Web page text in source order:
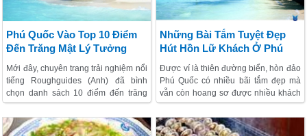
nước sạch vào ban ngày và bầu trời
trong xanh vào ban đêm. Những chia
sẻ hành trình Phú Quốc đầy đủ trong
bài viết dưới đây của chúng tôi sẽ
cung cấp cho bạn có thêm nhiều
thông tin chi tiết hữu ích, hãy cùng
theo dõi nhé!
Phú Quốc Vào Top 10 Điểm
Đến Trăng Mật Lý Tưởng
Của Thế Giới
Mới đây, chuyên trang trải nghiệm nổi
tiếng Roughguides (Anh) đã bình
chọn danh sách 10 điểm đến trăng
mật lý tưởng trên thế giới. Cùng với
Santorini (Hy Lạp), Venice (Italy),
Provence (Pháp)..., đảo Phú Quốc
Những Bài Tắm Tuyệt Đẹp
Hút Hồn Lữ Khách Ở Phú
Được ví là thiên đường biển, hòn đảo
Phú Quốc có nhiều bãi tắm đẹp mà
vẫn còn hoang sơ được nhiều khách
thăm quan yêu mến.Biển xanh với bờ
cát trắng, chưa nhiều dấu tích của
thời hiện đại là một điểm khiến